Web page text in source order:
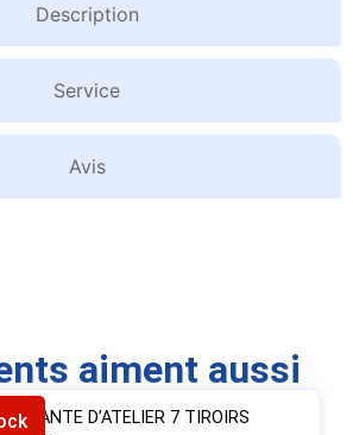
Description
Service
Avis
aiment aussi
D’ATELIER 7 TIROIRS